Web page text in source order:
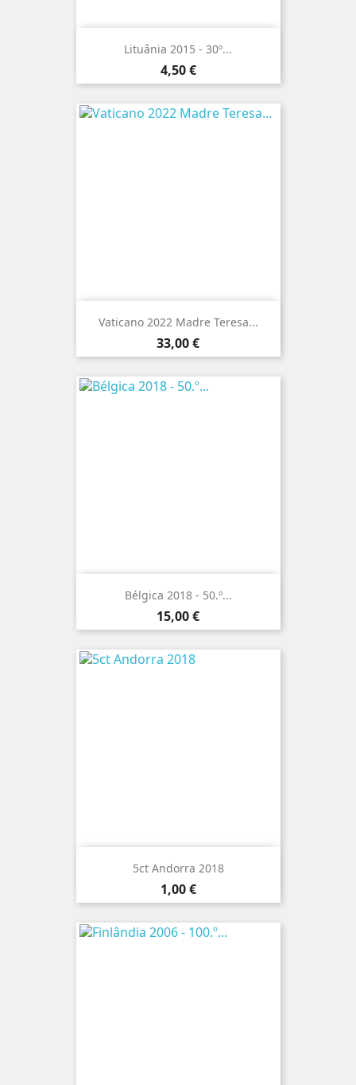
Lituânia 2015 - 30º...
Preço
4,50 €
Vaticano 2022 Madre Teresa...
Preço
33,00 €
Bélgica 2018 - 50.º...
Preço
15,00 €
5ct Andorra 2018
Preço
1,00 €